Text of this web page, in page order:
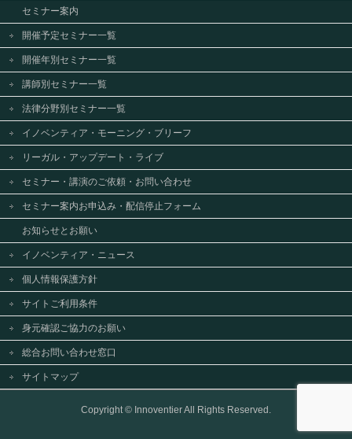
セミナー案内
開催予定セミナー一覧
開催年別セミナー一覧
講師別セミナー一覧
法律分野別セミナー一覧
イノベンティア・モーニング・ブリーフ
リーガル・アップデート・ライブ
セミナー・講演のご依頼・お問い合わせ
セミナー案内お申込み・配信停止フォーム
お知らせとお願い
イノベンティア・ニュース
個人情報保護方針
サイトご利用条件
身元確認ご協力のお願い
総合お問い合わせ窓口
サイトマップ
Copyright © InnoventierAll Rights Reserved.